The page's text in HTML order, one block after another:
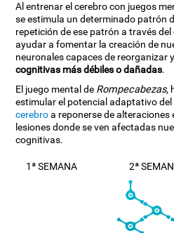
Al entrenar el cerebro con juegos
se estimula un determinado patrón
repetición de ese patrón a través
ayudar a fomentar la creación de
neuronales capaces de reorganizar y
cognitivas más débiles o dañadas.
El juego mental de Rompecabezas,
estimular el potencial adaptativo
cerebroa reponerse de
lesiones donde se ven afectadas
cognitivas.
1ª SEMANA 2ª